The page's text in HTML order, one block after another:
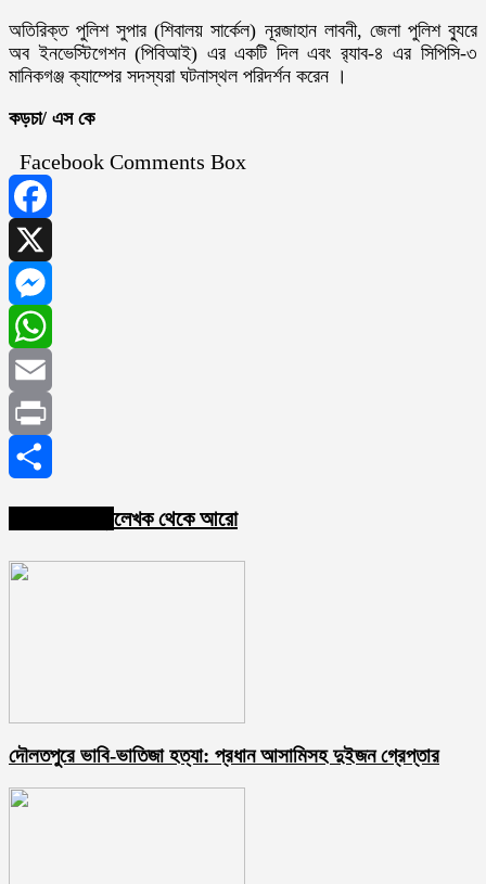
অতিরিক্ত পুলিশ সুপার (শিবালয় সার্কেল) নূরজাহান লাবনী, জেলা পুলিশ ব্যুরে
অব ইনভেস্টিগেশন (পিবিআই) এর একটি দিল এবং র‌্যাব-৪ এর সিপিসি-৩
মানিকগঞ্জ ক্যাম্পের সদস্যরা ঘটনাস্থল পরিদর্শন করেন ।
কড়চা/ এস কে
Facebook Comments Box
Facebook
X
Messenger
WhatsApp
Email
Print
লেখক থেকে আরো
দৌলতপুরে ভাবি-ভাতিজা হত্যা: প্রধান আসামিসহ দুইজন গ্রেপ্তার